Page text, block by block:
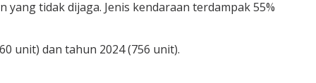
tidak dijaga. Jenis kendaraan terdampak 55%
unit) dan tahun 2024 (756 unit).